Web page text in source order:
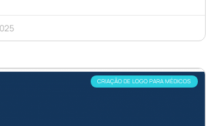
CRIAÇÃO DE LOGO PARA MÉDICOS